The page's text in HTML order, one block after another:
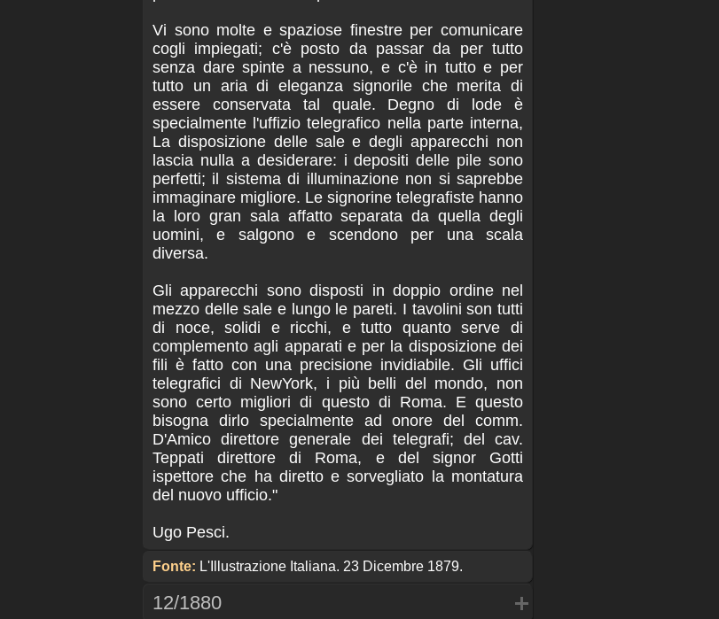
Vi sono molte e spaziose finestre per comunicare
cogli impiegati; c'è posto da passar da per tutto
senza dare spinte a nessuno, e c'è in tutto e per
tutto un aria di eleganza signorile che merita di
essere conservata tal quale. Degno di lode è
specialmente l'uffizio telegrafico nella parte interna,
La disposizione delle sale e degli apparecchi non
lascia nulla a desiderare: i depositi delle pile sono
perfetti; il sistema di illuminazione non si saprebbe
immaginare migliore. Le signorine telegrafiste hanno
la loro gran sala affatto separata da quella degli
uomini, e salgono e scendono per una scala
diversa.
Gli apparecchi sono disposti in doppio ordine nel
mezzo delle sale e lungo le pareti. I tavolini son tutti
di noce, solidi e ricchi, e tutto quanto serve di
complemento agli apparati e per la disposizione dei
fili è fatto con una precisione invidiabile. Gli uffici
telegrafici di NewYork, i più belli del mondo, non
sono certo migliori di questo di Roma. E questo
bisogna dirlo specialmente ad onore del comm.
D'Amico direttore generale dei telegrafi; del cav.
Teppati direttore di Roma, e del signor Gotti
ispettore che ha diretto e sorvegliato la montatura
del nuovo ufficio."
Ugo Pesci.
Fonte: L'Illustrazione Italiana. 23 Dicembre 1879.
12/1880